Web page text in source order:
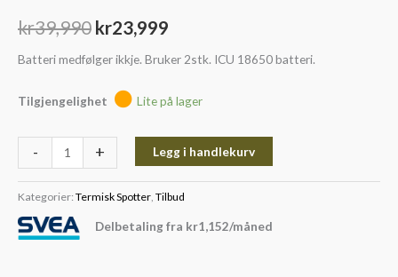
kr39,990 kr23,999
Batteri medfølger ikkje. Bruker 2stk. ICU 18650 batteri.
Tilgjengelighet Lite på lager
- + Legg i handlekurv
Kategorier: Termisk Spotter Tilbud
Delbetaling fra kr1,152/måned